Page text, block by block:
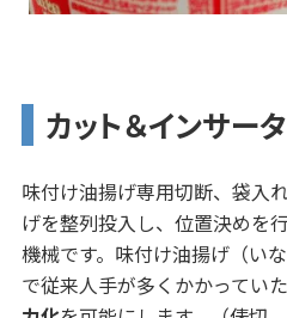
カット＆インサー
味付け油揚げ専用切断、袋入
げを整列投入し、位置決めを
機械です。味付け油揚げ（い
で従来人手が多くかかってい